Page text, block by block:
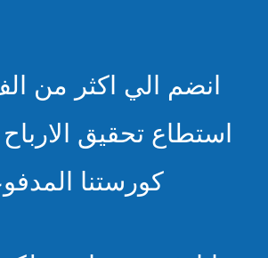
انضم الي اكثر من
استطاع تحقيق
كورستنا